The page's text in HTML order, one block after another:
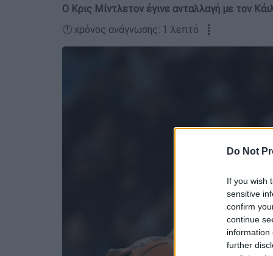
Do Not
If you wish
sensitive
confirm
continue
information
further
Ο Κρις Μίντλετον έγινε ανταλλαγή με τον
🕛 χρόνος ανάγνωσης: 1 λεπτό ┋